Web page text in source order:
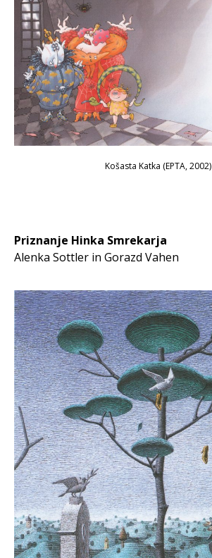
Košasta Katka (EPTA, 2002)
Priznanje Hinka Smrekarja
Alenka Sottler in Gorazd Vahen